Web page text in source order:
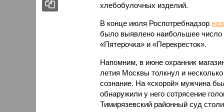
хлебобулочных изделий.
В конце июля Роспотребнадзор
было выявлено наибольшее
«Пятерочка» и «Перекресток».
Напомним, в июне охранник
летия Москвы толкнул и
сознание. На «скорой» мужчина
обнаружили у него сотрясение
Тимирязевский районный суд